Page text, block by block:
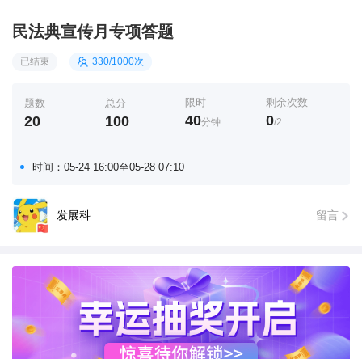
民法典宣传月专项答题
已结束 330/1000次
题数
20
总分
100
限时
40分钟
剩余次数
0/2
时间： 05-24 16:00至05-28 07:10
发展科 留言